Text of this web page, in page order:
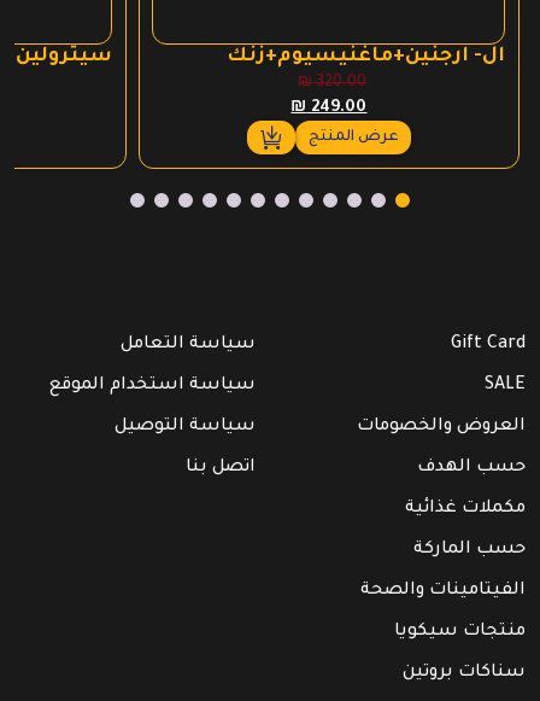
ال- ارجنين+ماغنيسيوم+زنك
₪320.00
السعر
الأصلي
هو:
₪ 320.00.
₪249.00
السعر
الحالي
هو:
₪ 249.00.
عرض المنتج
سيترولين
Gift Card
SALE
العروض والخصومات
حسب الهدف
مكملات غذائية
حسب الماركة
الفيتامينات والصحة
منتجات سيكويا
سناكات بروتين
سياسة التعامل
سياسة استخدام الموقع
سياسة التوصيل
اتصل بنا